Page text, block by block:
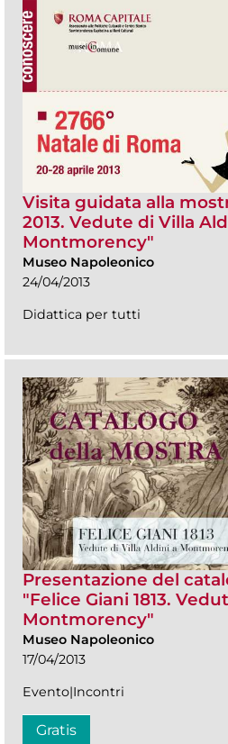
Visita guidata alla
2013. Vedute di Villa
Montmorency"
Museo Napoleonico
24/04/2013
Didattica per tutti
Presentazione del
"Felice Giani 1813.
Montmorency"
Museo Napoleonico
17/04/2013
Evento|Incontri
Gratis